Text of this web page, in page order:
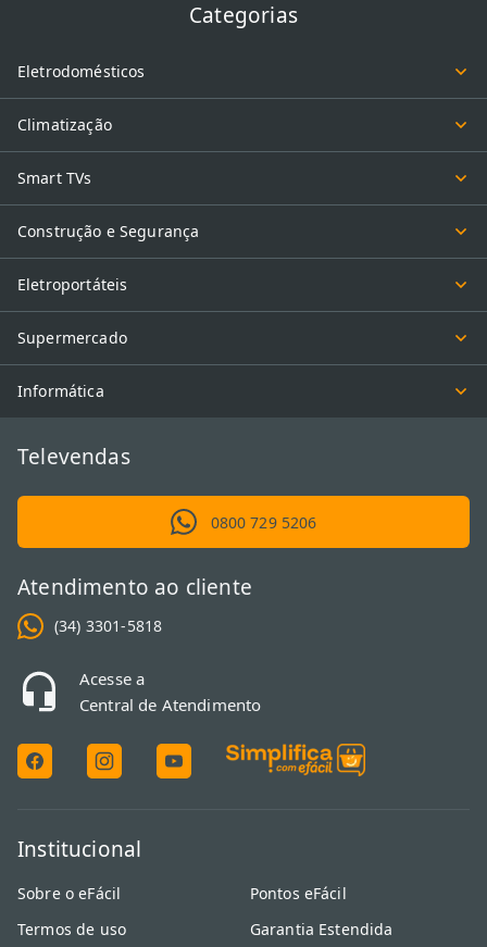
Categorias
Eletrodomésticos
Climatização
Smart TVs
Construção e Segurança
Eletroportáteis
Supermercado
Informática
Televendas
0800 729 5206
Atendimento ao cliente
(34) 3301-5818
Acesse a
Central de Atendimento
Institucional
Sobre o eFácil
Termos de uso
Pontos eFácil
Garantia Estendida